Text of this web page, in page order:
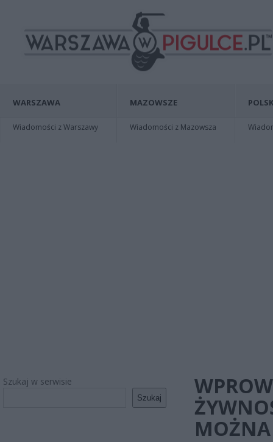
WARSZAWA
Wiadomości z Warszawy
MAZOWSZE
Wiadomości z Mazowsza
Szukaj w serwisie
Szukaj
MOŻNA